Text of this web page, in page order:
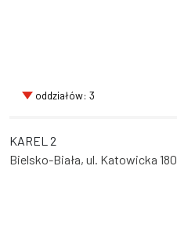
oddziałów: 3
KAREL 2
Bielsko-Biała, ul. Katowicka 180